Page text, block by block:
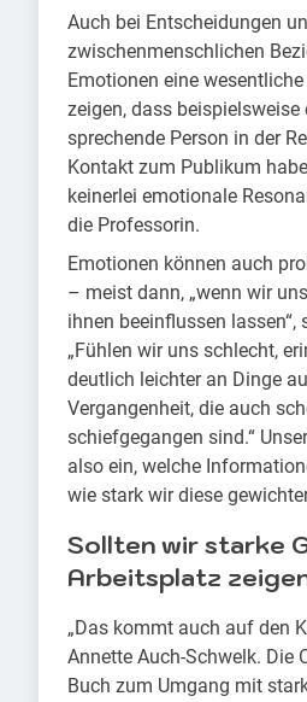
Auch bei Entscheidungen
zwischenmenschlichen
Emotionen eine wesentliche
zeigen, dass
sprechende Person in der
Kontakt zum Publikum
keinerlei emotionale
die Professorin.
Emotionen können auch
– meist dann, „wenn wir
ihnen beeinflussen lassen“,
„Fühlen wir uns schlecht,
deutlich leichter an Dinge
Vergangenheit, die auch
schiefgegangen sind.“
also ein, welche
wie stark wir diese
Sollten wir starke
Arbeitsplatz
„Das kommt auch auf den
Annette Auch-Schwelk. Die
Buch zum Umgang mit